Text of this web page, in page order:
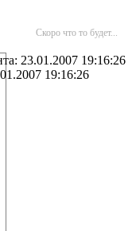
Скоро что то будет...
23.01.2007 19:16:26
19:16:26